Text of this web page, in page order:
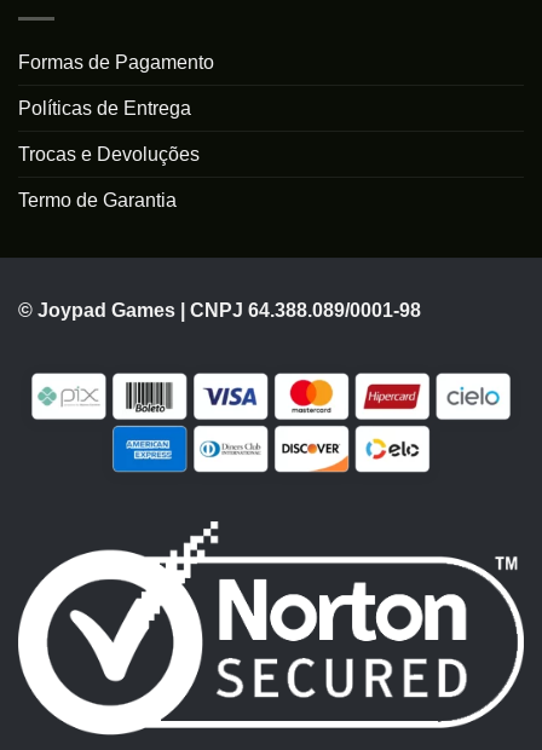
Formas de Pagamento
Políticas de Entrega
Trocas e Devoluções
Termo de Garantia
© Joypad Games | CNPJ 64.388.089/0001-98